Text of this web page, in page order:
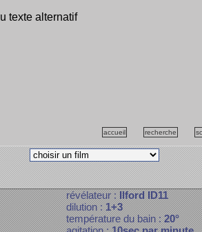
texte alternatif
accueil recherche
révélateur :Ilford ID11
dilution :1+3
température du bain :20°